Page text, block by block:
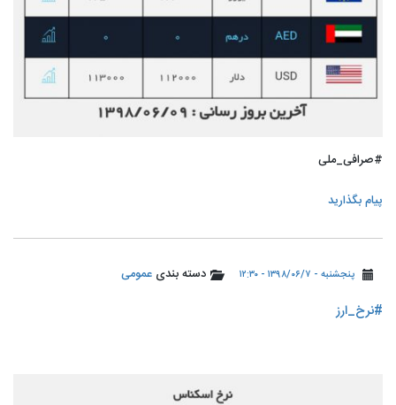
#صرافی_ملی
پیام بگذارید
پنجشنبه - ۱۳۹۸/۰۶/۷ - ۱۲:۳۰ دسته بندی عمومی
#نرخ_ارز